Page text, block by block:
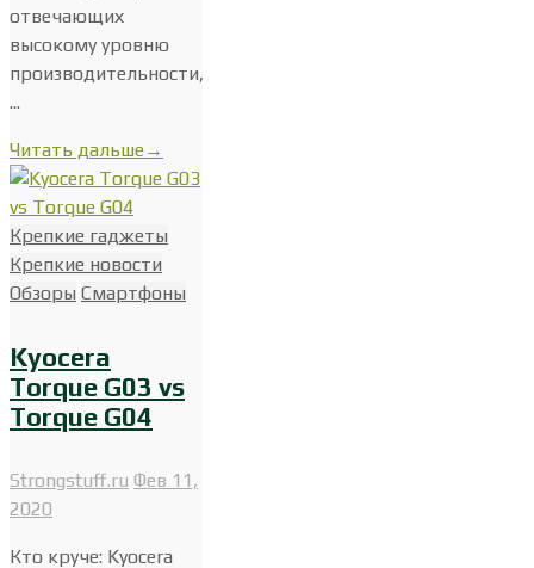
отвечающих
высокому уровню
производительности,
...
Читать дальше→
Крепкие гаджеты
Крепкие новости
Обзоры Смартфоны
Kyocera
Torque G03 vs
Torque G04
Strongstuff.ru Фев 11,
2020
Кто круче: Kyocera